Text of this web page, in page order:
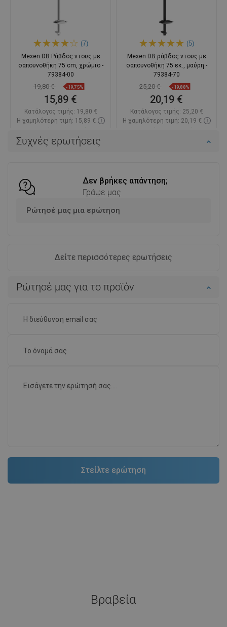
Συχνές ερωτήσεις
Δεν βρήκες απάντηση;
Γράψε μας
Ρώτησέ μας μια ερώτηση
Δείτε περισσότερες ερωτήσεις
Ρώτησέ μας για το προϊόν
(7)
Mexen DB Ράβδος ντους με
σαπουνοθήκη 75 cm, χρώμιο -
79384-00
19,80 € -19,75%
15,89 €
Κατάλογος τιμής: 19,80 €
Η χαμηλότερη τιμή: 15,89 €
(5)
Mexen DB ράβδος ντους με
σαπουνοθήκη 75 εκ., μαύρη -
79384-70
25,20 € -19,88%
20,19 €
Κατάλογος τιμής: 25,20 €
Η χαμηλότερη τιμή: 20,19 €
Βραβεία